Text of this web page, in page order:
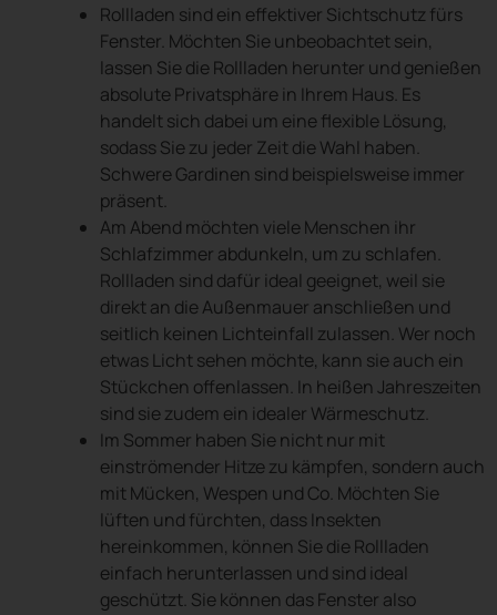
Rollladen sind ein effektiver Sichtschutz fürs
Fenster. Möchten Sie unbeobachtet sein,
lassen Sie die Rollladen herunter und genießen
absolute Privatsphäre in Ihrem Haus. Es
handelt sich dabei um eine flexible Lösung,
sodass Sie zu jeder Zeit die Wahl haben.
Schwere Gardinen sind beispielsweise immer
präsent.
Am Abend möchten viele Menschen ihr
Schlafzimmer abdunkeln, um zu schlafen.
Rollladen sind dafür ideal geeignet, weil sie
direkt an die Außenmauer anschließen und
seitlich keinen Lichteinfall zulassen. Wer noch
etwas Licht sehen möchte, kann sie auch ein
Stückchen offenlassen. In heißen Jahreszeiten
sind sie zudem ein idealer Wärmeschutz.
Im Sommer haben Sie nicht nur mit
einströmender Hitze zu kämpfen, sondern auch
mit Mücken, Wespen und Co. Möchten Sie
lüften und fürchten, dass Insekten
hereinkommen, können Sie die Rollladen
einfach herunterlassen und sind ideal
geschützt. Sie können das Fenster also